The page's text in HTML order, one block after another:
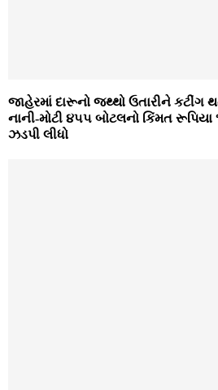
જાહેરમાં દારૂનો જથ્થો ઉતારીને કટીંગ
નાની-મોટી ૪૫૫ બોટલનો કિંમત
ઝડપી લીધો